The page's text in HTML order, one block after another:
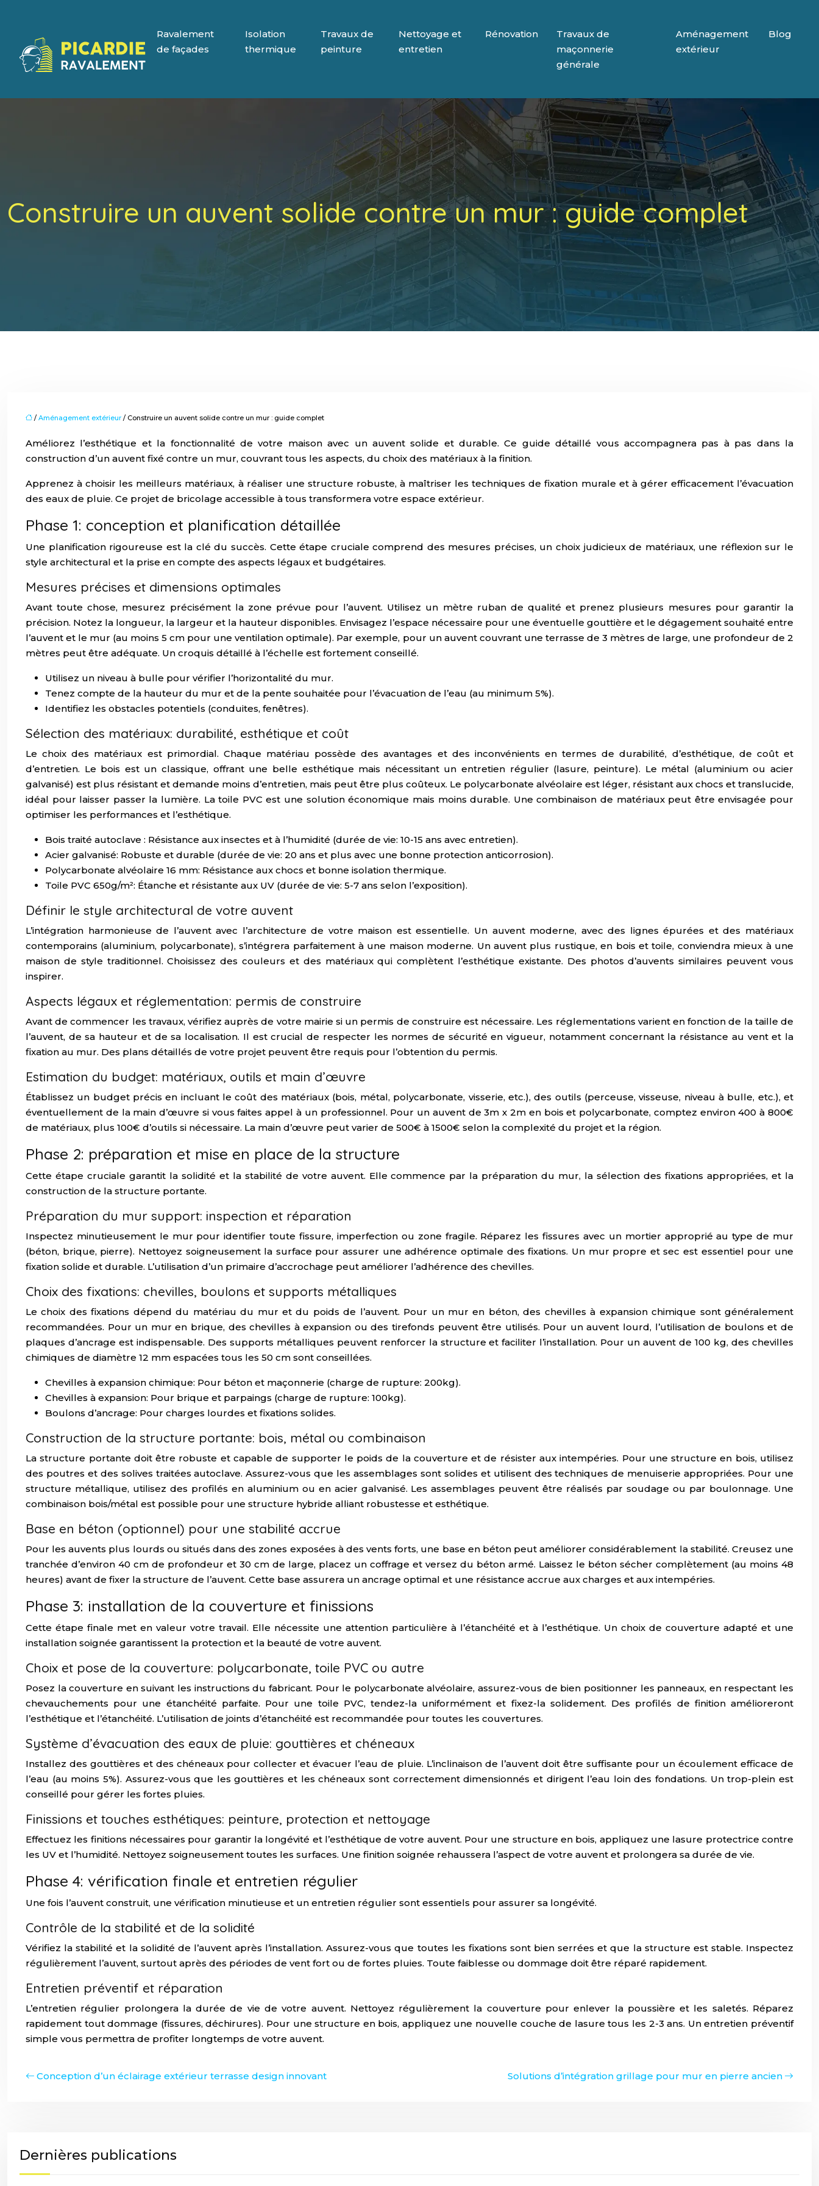
Ravalement
de façades
Isolation
thermique
Travaux de
peinture
Nettoyage et
entretien
Rénovation
Travaux de
maçonnerie
générale
Aménagement
extérieur
Blog
Construire un auvent solide contre un mur : guide complet
/ Aménagement extérieur / Construire un auvent solide contre un mur : guide complet
Améliorez l’esthétique et la fonctionnalité de votre maison avec un auvent solide et durable. Ce guide détaillé vous accompagnera pas à pas dans la
construction d’un auvent fixé contre un mur, couvrant tous les aspects, du choix des matériaux à la finition.
Apprenez à choisir les meilleurs matériaux, à réaliser une structure robuste, à maîtriser les techniques de fixation murale et à gérer efficacement l’évacuation
des eaux de pluie. Ce projet de bricolage accessible à tous transformera votre espace extérieur.
Phase 1: conception et planification détaillée
Une planification rigoureuse est la clé du succès. Cette étape cruciale comprend des mesures précises, un choix judicieux de matériaux, une réflexion sur le
style architectural et la prise en compte des aspects légaux et budgétaires.
Mesures précises et dimensions optimales
Avant toute chose, mesurez précisément la zone prévue pour l’auvent. Utilisez un mètre ruban de qualité et prenez plusieurs mesures pour garantir la
précision. Notez la longueur, la largeur et la hauteur disponibles. Envisagez l’espace nécessaire pour une éventuelle gouttière et le dégagement souhaité entre
l’auvent et le mur (au moins 5 cm pour une ventilation optimale). Par exemple, pour un auvent couvrant une terrasse de 3 mètres de large, une profondeur de 2
mètres peut être adéquate. Un croquis détaillé à l’échelle est fortement conseillé.
Utilisez un niveau à bulle pour vérifier l’horizontalité du mur.
Tenez compte de la hauteur du mur et de la pente souhaitée pour l’évacuation de l’eau (au minimum 5%).
Identifiez les obstacles potentiels (conduites, fenêtres).
Sélection des matériaux: durabilité, esthétique et coût
Le choix des matériaux est primordial. Chaque matériau possède des avantages et des inconvénients en termes de durabilité, d’esthétique, de coût et
d’entretien. Le bois est un classique, offrant une belle esthétique mais nécessitant un entretien régulier (lasure, peinture). Le métal (aluminium ou acier
galvanisé) est plus résistant et demande moins d’entretien, mais peut être plus coûteux. Le polycarbonate alvéolaire est léger, résistant aux chocs et translucide,
idéal pour laisser passer la lumière. La toile PVC est une solution économique mais moins durable. Une combinaison de matériaux peut être envisagée pour
optimiser les performances et l’esthétique.
Bois traité autoclave : Résistance aux insectes et à l’humidité (durée de vie: 10-15 ans avec entretien).
Acier galvanisé: Robuste et durable (durée de vie: 20 ans et plus avec une bonne protection anticorrosion).
Polycarbonate alvéolaire 16 mm: Résistance aux chocs et bonne isolation thermique.
Toile PVC 650g/m²: Étanche et résistante aux UV (durée de vie: 5-7 ans selon l’exposition).
Définir le style architectural de votre auvent
L’intégration harmonieuse de l’auvent avec l’architecture de votre maison est essentielle. Un auvent moderne, avec des lignes épurées et des matériaux
contemporains (aluminium, polycarbonate), s’intégrera parfaitement à une maison moderne. Un auvent plus rustique, en bois et toile, conviendra mieux à une
maison de style traditionnel. Choisissez des couleurs et des matériaux qui complètent l’esthétique existante. Des photos d’auvents similaires peuvent vous
inspirer.
Aspects légaux et réglementation: permis de construire
Avant de commencer les travaux, vérifiez auprès de votre mairie si un permis de construire est nécessaire. Les réglementations varient en fonction de la taille de
l’auvent, de sa hauteur et de sa localisation. Il est crucial de respecter les normes de sécurité en vigueur, notamment concernant la résistance au vent et la
fixation au mur. Des plans détaillés de votre projet peuvent être requis pour l’obtention du permis.
Estimation du budget: matériaux, outils et main d’œuvre
Établissez un budget précis en incluant le coût des matériaux (bois, métal, polycarbonate, visserie, etc.), des outils (perceuse, visseuse, niveau à bulle, etc.), et
éventuellement de la main d’œuvre si vous faites appel à un professionnel. Pour un auvent de 3m x 2m en bois et polycarbonate, comptez environ 400 à 800€
de matériaux, plus 100€ d’outils si nécessaire. La main d’œuvre peut varier de 500€ à 1500€ selon la complexité du projet et la région.
Phase 2: préparation et mise en place de la structure
Cette étape cruciale garantit la solidité et la stabilité de votre auvent. Elle commence par la préparation du mur, la sélection des fixations appropriées, et la
construction de la structure portante.
Préparation du mur support: inspection et réparation
Inspectez minutieusement le mur pour identifier toute fissure, imperfection ou zone fragile. Réparez les fissures avec un mortier approprié au type de mur
(béton, brique, pierre). Nettoyez soigneusement la surface pour assurer une adhérence optimale des fixations. Un mur propre et sec est essentiel pour une
fixation solide et durable. L’utilisation d’un primaire d’accrochage peut améliorer l’adhérence des chevilles.
Choix des fixations: chevilles, boulons et supports métalliques
Le choix des fixations dépend du matériau du mur et du poids de l’auvent. Pour un mur en béton, des chevilles à expansion chimique sont généralement
recommandées. Pour un mur en brique, des chevilles à expansion ou des tirefonds peuvent être utilisés. Pour un auvent lourd, l’utilisation de boulons et de
plaques d’ancrage est indispensable. Des supports métalliques peuvent renforcer la structure et faciliter l’installation. Pour un auvent de 100 kg, des chevilles
chimiques de diamètre 12 mm espacées tous les 50 cm sont conseillées.
Chevilles à expansion chimique: Pour béton et maçonnerie (charge de rupture: 200kg).
Chevilles à expansion: Pour brique et parpaings (charge de rupture: 100kg).
Boulons d’ancrage: Pour charges lourdes et fixations solides.
Construction de la structure portante: bois, métal ou combinaison
La structure portante doit être robuste et capable de supporter le poids de la couverture et de résister aux intempéries. Pour une structure en bois, utilisez
des poutres et des solives traitées autoclave. Assurez-vous que les assemblages sont solides et utilisent des techniques de menuiserie appropriées. Pour une
structure métallique, utilisez des profilés en aluminium ou en acier galvanisé. Les assemblages peuvent être réalisés par soudage ou par boulonnage. Une
combinaison bois/métal est possible pour une structure hybride alliant robustesse et esthétique.
Base en béton (optionnel) pour une stabilité accrue
Pour les auvents plus lourds ou situés dans des zones exposées à des vents forts, une base en béton peut améliorer considérablement la stabilité. Creusez une
tranchée d’environ 40 cm de profondeur et 30 cm de large, placez un coffrage et versez du béton armé. Laissez le béton sécher complètement (au moins 48
heures) avant de fixer la structure de l’auvent. Cette base assurera un ancrage optimal et une résistance accrue aux charges et aux intempéries.
Phase 3: installation de la couverture et finissions
Cette étape finale met en valeur votre travail. Elle nécessite une attention particulière à l’étanchéité et à l’esthétique. Un choix de couverture adapté et une
installation soignée garantissent la protection et la beauté de votre auvent.
Choix et pose de la couverture: polycarbonate, toile PVC ou autre
Posez la couverture en suivant les instructions du fabricant. Pour le polycarbonate alvéolaire, assurez-vous de bien positionner les panneaux, en respectant les
chevauchements pour une étanchéité parfaite. Pour une toile PVC, tendez-la uniformément et fixez-la solidement. Des profilés de finition amélioreront
l’esthétique et l’étanchéité. L’utilisation de joints d’étanchéité est recommandée pour toutes les couvertures.
Système d’évacuation des eaux de pluie: gouttières et chéneaux
Installez des gouttières et des chéneaux pour collecter et évacuer l’eau de pluie. L’inclinaison de l’auvent doit être suffisante pour un écoulement efficace de
l’eau (au moins 5%). Assurez-vous que les gouttières et les chéneaux sont correctement dimensionnés et dirigent l’eau loin des fondations. Un trop-plein est
conseillé pour gérer les fortes pluies.
Finissions et touches esthétiques: peinture, protection et nettoyage
Effectuez les finitions nécessaires pour garantir la longévité et l’esthétique de votre auvent. Pour une structure en bois, appliquez une lasure protectrice contre
les UV et l’humidité. Nettoyez soigneusement toutes les surfaces. Une finition soignée rehaussera l’aspect de votre auvent et prolongera sa durée de vie.
Phase 4: vérification finale et entretien régulier
Une fois l’auvent construit, une vérification minutieuse et un entretien régulier sont essentiels pour assurer sa longévité.
Contrôle de la stabilité et de la solidité
Vérifiez la stabilité et la solidité de l’auvent après l’installation. Assurez-vous que toutes les fixations sont bien serrées et que la structure est stable. Inspectez
régulièrement l’auvent, surtout après des périodes de vent fort ou de fortes pluies. Toute faiblesse ou dommage doit être réparé rapidement.
Entretien préventif et réparation
L’entretien régulier prolongera la durée de vie de votre auvent. Nettoyez régulièrement la couverture pour enlever la poussière et les saletés. Réparez
rapidement tout dommage (fissures, déchirures). Pour une structure en bois, appliquez une nouvelle couche de lasure tous les 2-3 ans. Un entretien préventif
simple vous permettra de profiter longtemps de votre auvent.
Conception d’un éclairage extérieur terrasse design innovant Solutions d’intégration grillage pour mur en pierre ancien
Dernières publications